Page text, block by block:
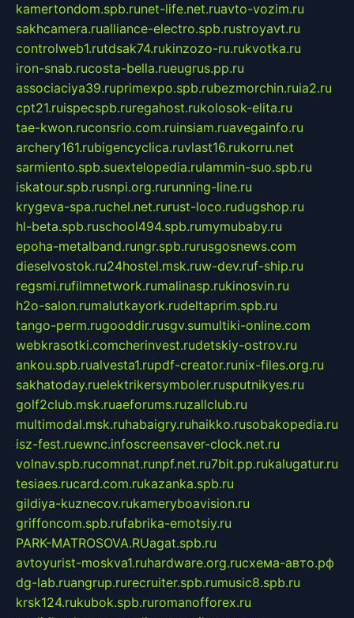
kamertondom.spb.runet-life.net.ruavto-vozim.ru
sakhcamera.rualliance-electro.spb.rustroyavt.ru
controlweb1.rutdsak74.rukinzozo-ru.rukvotka.ru
iron-snab.rucosta-bella.rueugrus.pp.ru
associaciya39.ruprimexpo.spb.rubezmorchin.ruia2.ru
cpt21.ruispecspb.ruregahost.rukolosok-elita.ru
tae-kwon.ruconsrio.com.ruinsiam.ruavegainfo.ru
archery161.rubigencyclica.ruvlast16.rukorru.net
sarmiento.spb.suextelopedia.rulammin-suo.spb.ru
iskatour.spb.rusnpi.org.rurunning-line.ru
krygeva-spa.ruchel.net.rurust-loco.rudugshop.ru
hl-beta.spb.ruschool494.spb.rumymubaby.ru
epoha-metalband.rungr.spb.rurusgosnews.com
dieselvostok.ru24hostel.msk.ruw-dev.ruf-ship.ru
regsmi.rufilmnetwork.rumalinasp.rukinosvin.ru
h2o-salon.rumalutkayork.rudeltaprim.spb.ru
tango-perm.rugooddir.rusgv.sumultiki-online.com
webkrasotki.comcherinvest.rudetskiy-ostrov.ru
ankou.spb.rualvesta1.rupdf-creator.runix-files.org.ru
sakhatoday.ruelektrikersymboler.rusputnikyes.ru
golf2club.msk.ruaeforums.ruzallclub.ru
multimodal.msk.ruhabaigry.ruhaikko.rusobakopedia.ru
isz-fest.ruewnc.infoscreensaver-clock.net.ru
volnav.spb.rucomnat.runpf.net.ru7bit.pp.rukalugatur.ru
tesiaes.rucard.com.rukazanka.spb.ru
gildiya-kuznecov.rukameryboavision.ru
griffoncom.spb.rufabrika-emotsiy.ru
PARK-MATROSOVA.RUagat.spb.ru
avtoyurist-moskva1.ruhardware.org.ruсхема-авто.рф
dg-lab.ruangrup.rurecruiter.spb.rumusic8.spb.ru
krsk124.rukubok.spb.ruromanofforex.ru